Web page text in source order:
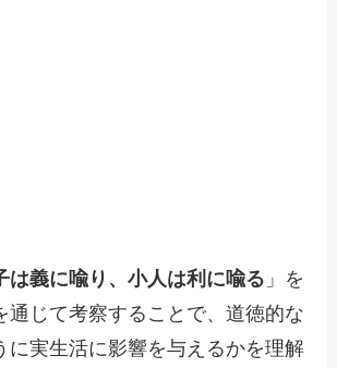
は義に喩り、小人は利に喩る 」を
通じて考察することで、道徳的な
に実生活に影響を与えるかを理解